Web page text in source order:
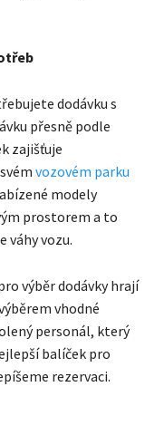
dodávku s
přesně podle
zajišťuje
vozovém parku
modely
prostorem a to
váhy vozu.
výběr dodávky hrají
vhodné
personál, který
balíček pro
rezervaci.